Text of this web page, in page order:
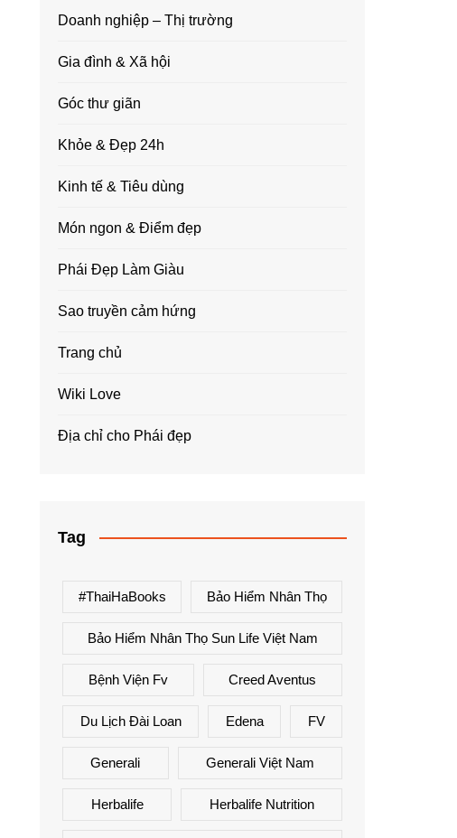
Doanh nghiệp – Thị trường
Gia đình & Xã hội
Góc thư giãn
Khỏe & Đẹp 24h
Kinh tế & Tiêu dùng
Món ngon & Điểm đẹp
Phái Đẹp Làm Giàu
Sao truyền cảm hứng
Trang chủ
Wiki Love
Địa chỉ cho Phái đẹp
Tag
#ThaiHaBooks Bảo Hiểm Nhân Thọ
Bảo Hiểm Nhân Thọ Sun Life Việt Nam
Bệnh Viện Fv Creed Aventus
Du Lịch Đài Loan Edena FV
Generali Generali Việt Nam
Herbalife Herbalife Nutrition